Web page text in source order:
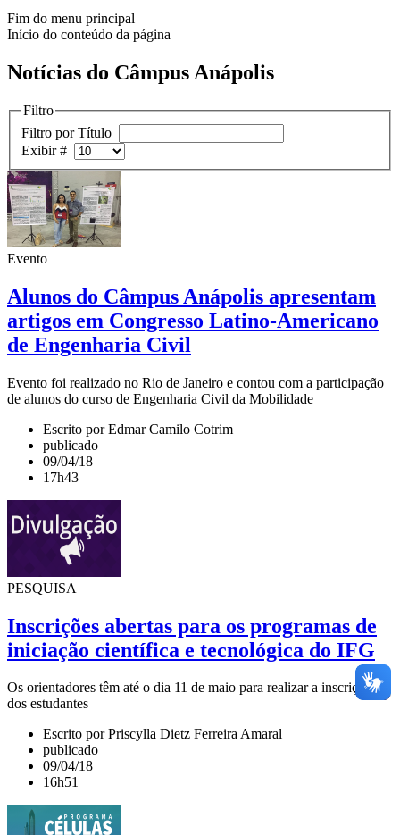
Fim do menu principal
Início do conteúdo da página
Notícias do Câmpus Anápolis
Filtro
Filtro por Título
Exibir #
Evento
Alunos do Câmpus Anápolis apresentam
artigos em Congresso Latino-Americano
de Engenharia Civil
Evento foi realizado no Rio de Janeiro e contou com a participação
de alunos do curso de Engenharia Civil da Mobilidade
Escrito por Edmar Camilo Cotrim
publicado
09/04/18
17h43
PESQUISA
Inscrições abertas para os programas de
iniciação científica e tecnológica do IFG
Os orientadores têm até o dia 11 de maio para realizar a inscrição
dos estudantes
Escrito por Priscylla Dietz Ferreira Amaral
publicado
09/04/18
16h51